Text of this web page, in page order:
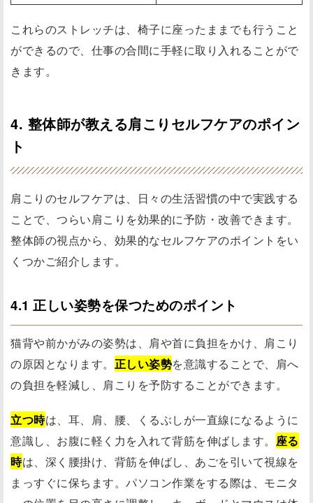
これらのストレッチは、椅子に座ったままでも行うこと
ができるので、仕事の合間に手軽に取り入れることがで
きます。
4. 整体師が教える肩こりセルフケアのポイン
ト
肩こりのセルフケアは、日々の生活習慣の中で実践する
ことで、つらい肩こりを効果的に予防・改善できます。
整体師の視点から、効果的なセルフケアのポイントをい
くつかご紹介します。
4.1 正しい姿勢を保つためのポイント
猫背や前かがみの姿勢は、肩や首に負担をかけ、肩こり
の原因となります。 正しい姿勢を意識することで、肩へ
の負担を軽減し、肩こりを予防することができます。
立つ時は、耳、肩、腰、くるぶしが一直線になるように
意識し、お腹に軽く力を入れて背筋を伸ばします。 座る
時は、深く腰掛け、背筋を伸ばし、あごを引いて視線を
まっすぐに保ちます。パソコン作業をする際は、モニタ